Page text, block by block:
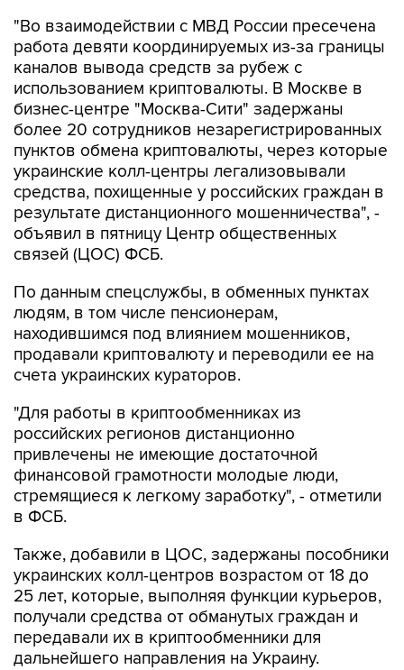
"Во взаимодействии с МВД России пресечена
работа девяти координируемых из-за границы
каналов вывода средств за рубеж с
использованием криптовалюты. В Москве в
бизнес-центре "Москва-Сити" задержаны
более 20 сотрудников незарегистрированных
пунктов обмена криптовалюты, через которые
украинские колл-центры легализовывали
средства, похищенные у российских граждан в
результате дистанционного мошенничества", -
объявил в пятницу Центр общественных
связей (ЦОС) ФСБ.
По данным спецслужбы, в обменных пунктах
людям, в том числе пенсионерам,
находившимся под влиянием мошенников,
продавали криптовалюту и переводили ее на
счета украинских кураторов.
"Для работы в криптообменниках из
российских регионов дистанционно
привлечены не имеющие достаточной
финансовой грамотности молодые люди,
стремящиеся к легкому заработку", - отметили
в ФСБ.
Также, добавили в ЦОС, задержаны пособники
украинских колл-центров возрастом от 18 до
25 лет, которые, выполняя функции курьеров,
получали средства от обманутых граждан и
передавали их в криптообменники для
дальнейшего направления на Украину.